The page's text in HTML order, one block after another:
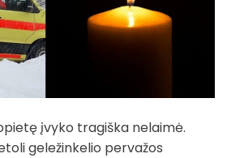
įvyko tragiška nelaimė.
geležinkelio pervažos